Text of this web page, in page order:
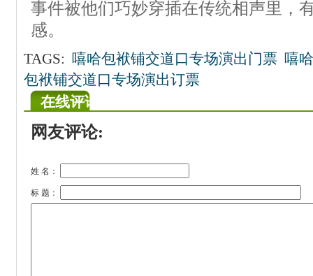
事件被他们巧妙穿插在传统相声里，
感。
TAGS: 嘻哈包袱铺交道口专场演出门票 嘻
包袱铺交道口专场演出订票
在线评论
网友评论:
姓 名：
标 题：